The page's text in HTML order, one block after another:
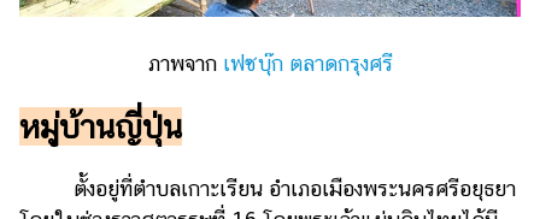
ภาพจาก เฟซบุ๊ก ตลาดกรุงศรี
หมู่บ้านญี่ปุ่น
ตั้งอยู่ที่ตำบลเกาะเรียน อำเภอเมืองพระนครศรีอยุธยา